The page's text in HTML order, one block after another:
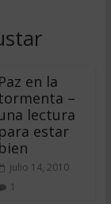
Paz en la
–
lectura
para estar
bien
julio 14, 2010
1